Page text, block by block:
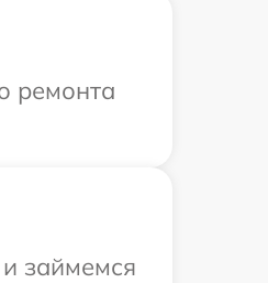
ремонта
займемся